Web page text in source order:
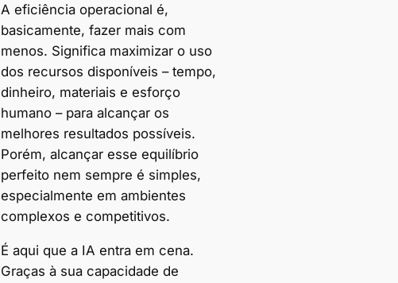
A eficiência operacional é,
basicamente, fazer mais com
menos. Significa maximizar o uso
dos recursos disponíveis – tempo,
dinheiro, materiais e esforço
humano – para alcançar os
melhores resultados possíveis.
Porém, alcançar esse equilíbrio
perfeito nem sempre é simples,
especialmente em ambientes
complexos e competitivos.
É aqui que a IA entra em cena.
Graças à sua capacidade de